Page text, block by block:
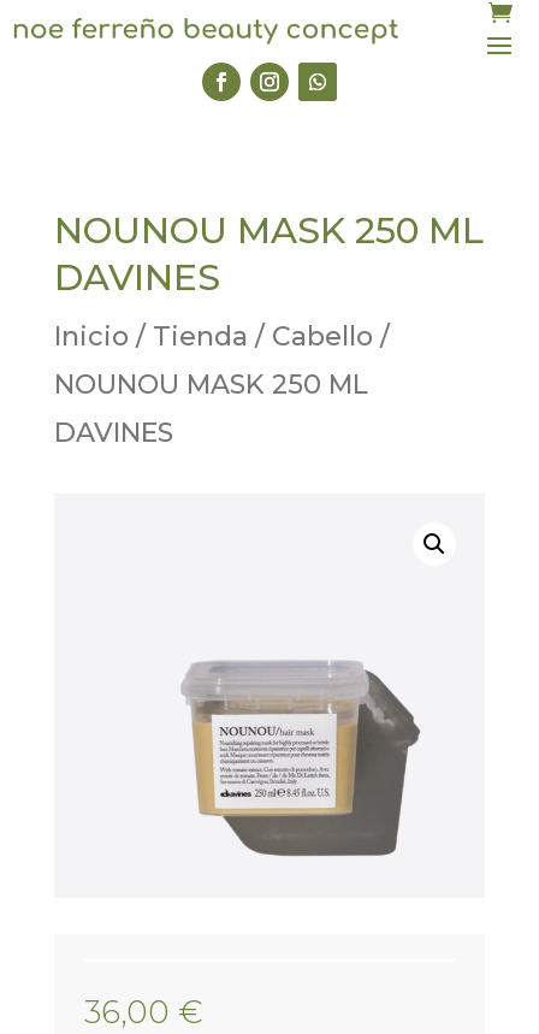
NOUNOU MASK 250 ML
DAVINES
Inicio / Tienda / Cabello /
NOUNOU MASK 250 ML
DAVINES
36,00 €